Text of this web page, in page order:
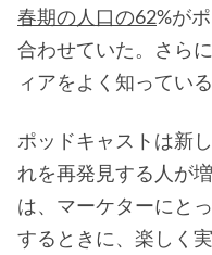
春期の人口の62%が
合わせていた。さら
ィアをよく知っている
ポッドキャストは新
れを再発見する人が
は、マーケターにと
するときに、楽しく